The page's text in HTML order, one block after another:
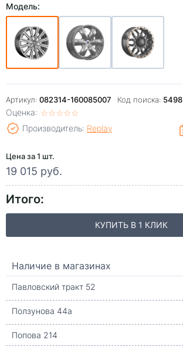
Модель:
Артикул: 082314-160085007 Код поиска: 5498
Оценка: ☆☆☆☆☆
★★★★★
Производитель: Replay
Цена за 1 шт.
19 015 руб.
Итого:
КУПИТЬ В 1 КЛИК
Наличие в магазинах
Павловский тракт 52
Ползунова 44а
Попова 214